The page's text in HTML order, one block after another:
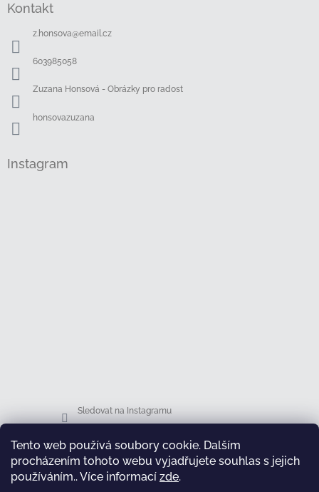
Tento web používá soubory cookie. Dalším
procházením tohoto webu vyjadřujete souhlas s jejich
používáním.. Více informací zde.
Kontakt
z.honsova@email.cz
603985058
Zuzana Honsová - Obrázky pro radost
honsovazuzana
Instagram
Sledovat na Instagramu
Facebook